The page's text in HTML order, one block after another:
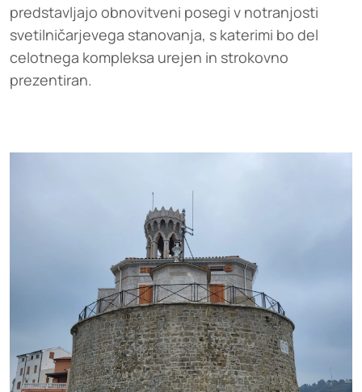
predstavljajo obnovitveni posegi v notranjosti
svetilničarjevega stanovanja, s katerimi bo del
celotnega kompleksa urejen in strokovno
prezentiran.